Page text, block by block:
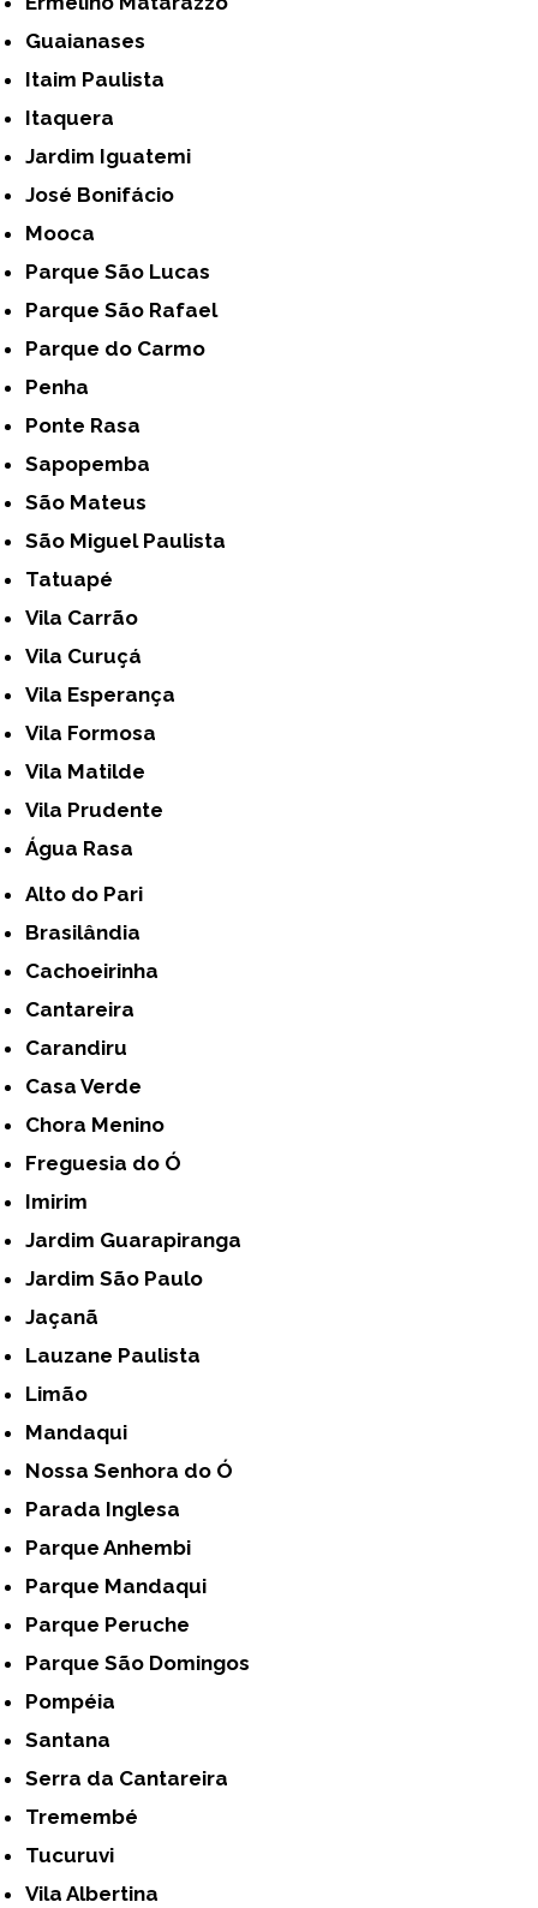
Guaianases
Itaim Paulista
Itaquera
Jardim Iguatemi
José Bonifácio
Mooca
Parque São Lucas
Parque São Rafael
Parque do Carmo
Penha
Ponte Rasa
Sapopemba
São Mateus
São Miguel Paulista
Tatuapé
Vila Carrão
Vila Curuçá
Vila Esperança
Vila Formosa
Vila Matilde
Vila Prudente
Água Rasa
Alto do Pari
Brasilândia
Cachoeirinha
Cantareira
Carandiru
Casa Verde
Chora Menino
Freguesia do Ó
Imirim
Jardim Guarapiranga
Jardim São Paulo
Jaçanã
Lauzane Paulista
Limão
Mandaqui
Nossa Senhora do Ó
Parada Inglesa
Parque Anhembi
Parque Mandaqui
Parque Peruche
Parque São Domingos
Pompéia
Santana
Serra da Cantareira
Tremembé
Tucuruvi
Vila Albertina